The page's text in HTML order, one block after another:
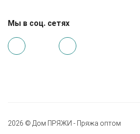
Мы в соц. сетях
2026 © Дом ПРЯЖИ - Пряжа оптом